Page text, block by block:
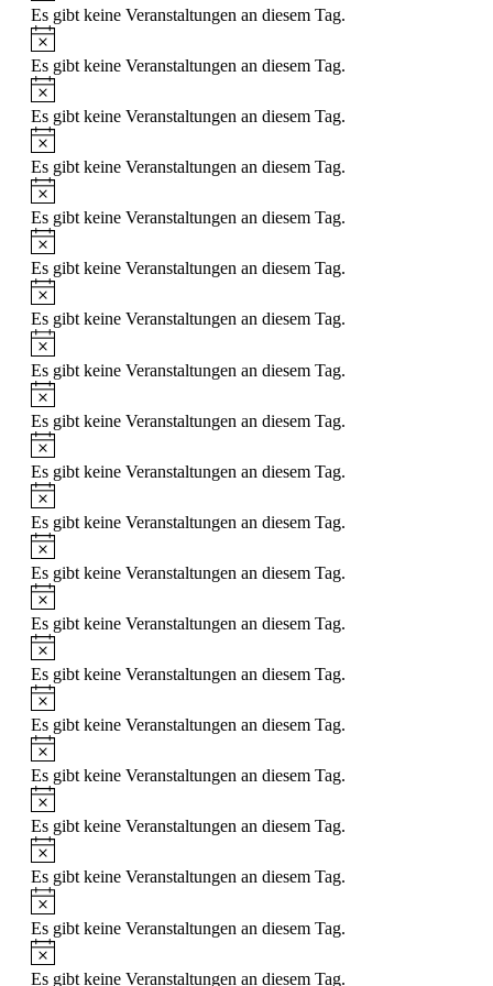
Es gibt keine Veranstaltungen an diesem Tag.
Hinweis
Es gibt keine Veranstaltungen an diesem Tag.
Hinweis
Es gibt keine Veranstaltungen an diesem Tag.
Hinweis
Es gibt keine Veranstaltungen an diesem Tag.
Hinweis
Es gibt keine Veranstaltungen an diesem Tag.
Hinweis
Es gibt keine Veranstaltungen an diesem Tag.
Hinweis
Es gibt keine Veranstaltungen an diesem Tag.
Hinweis
Es gibt keine Veranstaltungen an diesem Tag.
Hinweis
Es gibt keine Veranstaltungen an diesem Tag.
Hinweis
Es gibt keine Veranstaltungen an diesem Tag.
Hinweis
Es gibt keine Veranstaltungen an diesem Tag.
Hinweis
Es gibt keine Veranstaltungen an diesem Tag.
Hinweis
Es gibt keine Veranstaltungen an diesem Tag.
Hinweis
Es gibt keine Veranstaltungen an diesem Tag.
Hinweis
Es gibt keine Veranstaltungen an diesem Tag.
Hinweis
Es gibt keine Veranstaltungen an diesem Tag.
Hinweis
Es gibt keine Veranstaltungen an diesem Tag.
Hinweis
Es gibt keine Veranstaltungen an diesem Tag.
Hinweis
Es gibt keine Veranstaltungen an diesem Tag.
Hinweis
Es gibt keine Veranstaltungen an diesem Tag.